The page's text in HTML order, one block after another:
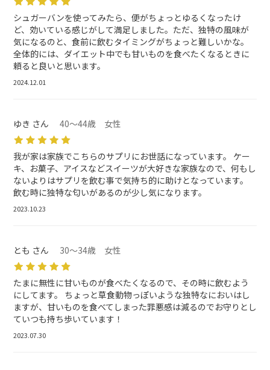
シュガーバンを使ってみたら、便がちょっとゆるくなったけ
ど、効いている感じがして満足しました。ただ、独特の風味が
気になるのと、食前に飲むタイミングがちょっと難しいかな。
全体的には、ダイエット中でも甘いものを食べたくなるときに
頼ると良いと思います。
2024.12.01
ゆき さん 40～44歳 女性
我が家は家族でこちらのサプリにお世話になっています。 ケー
キ、お菓子、アイスなどスイーツが大好きな家族なので、何もし
ないよりはサプリを飲む事で気持ち的に助けとなっています。
飲む時に独特な匂いがあるのが少し気になります。
2023.10.23
とも さん 30～34歳 女性
たまに無性に甘いものが食べたくなるので、その時に飲むよう
にしてます。 ちょっと草食動物っぽいような独特なにおいはし
ますが、甘いものを食べてしまった罪悪感は減るのでお守りとし
ていつも持ち歩いています！
2023.07.30